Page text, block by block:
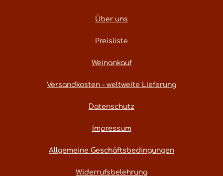
Über uns
Preisliste
Weinankauf
Versandkosten - weltweite Lieferung
Datenschutz
Impressum
Allgemeine Geschäftsbedingungen
Widerrufsbelehrung